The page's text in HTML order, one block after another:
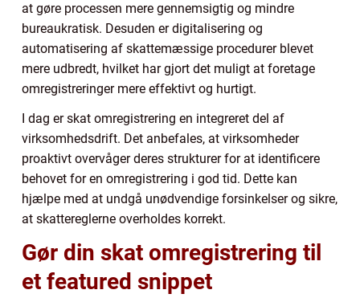
at gøre processen mere gennemsigtig og mindre
bureaukratisk. Desuden er digitalisering og
automatisering af skattemæssige procedurer blevet
mere udbredt, hvilket har gjort det muligt at foretage
omregistreringer mere effektivt og hurtigt.
I dag er skat omregistrering en integreret del af
virksomhedsdrift. Det anbefales, at virksomheder
proaktivt overvåger deres strukturer for at identificere
behovet for en omregistrering i god tid. Dette kan
hjælpe med at undgå unødvendige forsinkelser og sikre,
at skattereglerne overholdes korrekt.
Gør din skat omregistrering til
et featured snippet